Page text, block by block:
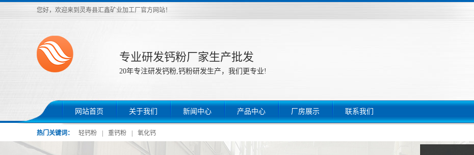
您好，欢迎来到灵寿县汇鑫矿业加工厂官方网站！
专业研发钙粉厂家生产批发
20年专注研发钙粉,钙粉研发生产，我们更专业!
网站首页 关于我们 新闻中心 产品中心 厂房展示 联系我们
热门关键词： 轻钙粉 重钙粉 氧化钙